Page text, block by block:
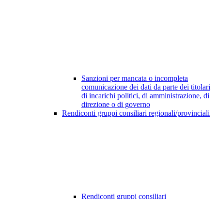
Sanzioni per mancata o incompleta
comunicazione dei dati da parte dei titolari
di incarichi politici, di amministrazione, di
direzione o di governo
Rendiconti gruppi consiliari regionali/provinciali
Rendiconti gruppi consiliari